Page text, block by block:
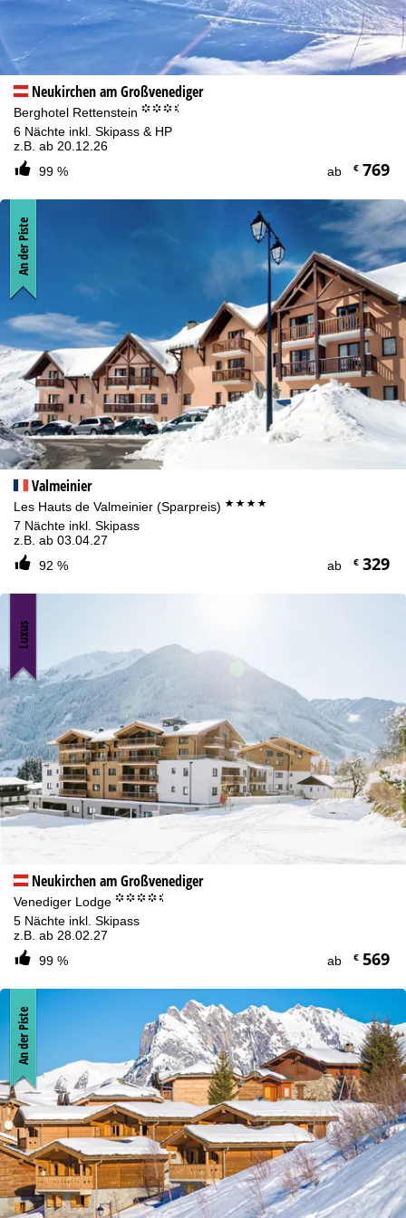
Neukirchen am Großvenediger
Berghotel Rettenstein °°°.
6 Nächte inkl. Skipass & HP
z.B. ab 20.12.26
99 %
ab €769
Valmeinier
Les Hauts de Valmeinier (Sparpreis) ****
7 Nächte inkl. Skipass
z.B. ab 03.04.27
92 %
ab €329
An der Piste
Neukirchen am Großvenediger
Venediger Lodge °°°°.
5 Nächte inkl. Skipass
z.B. ab 28.02.27
99 %
ab €569
Luxus
An der Piste